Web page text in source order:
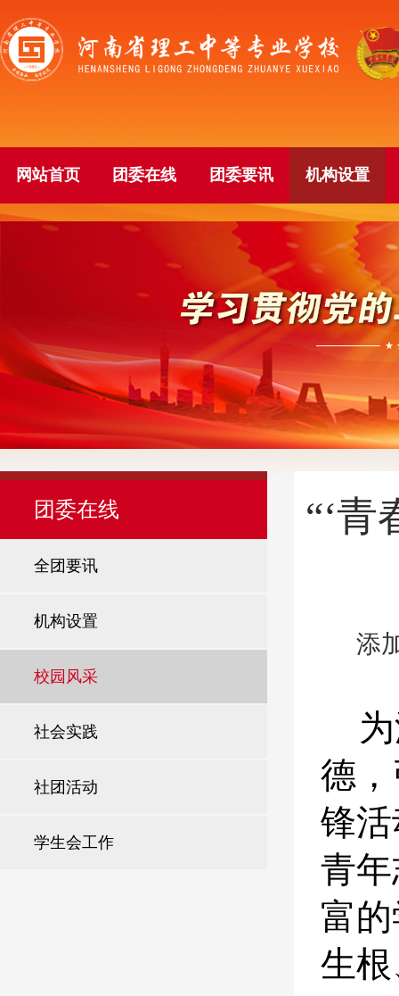
网站首页 团委在线 团委要讯 机构设置
团委在线
全团要讯
机构设置
校园风采
社会实践
社团活动
学生会工作
“‘
添
德
锋
青
富
生